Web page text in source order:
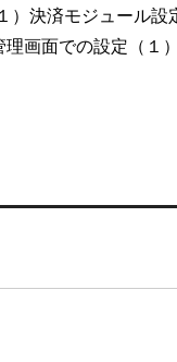
決済モジュール
画面での設定（